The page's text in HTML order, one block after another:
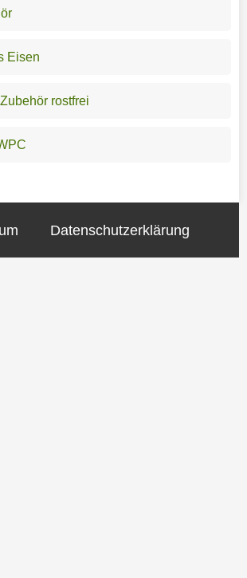
Eisen
rostfrei
Datenschutzerklärung